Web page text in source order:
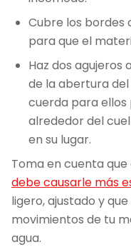
Cubre los bordes
para que el
Haz dos agujeros
de la abertura
cuerda para
alrededor del
en su lugar.
Toma en cuenta
debe causarle más
ligero, ajustado y
movimientos de tu
agua.